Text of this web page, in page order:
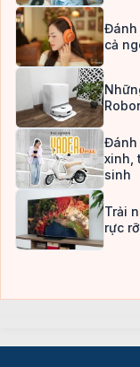
Đánh
cả
Đánh
xinh,
sinh
Trải
rực